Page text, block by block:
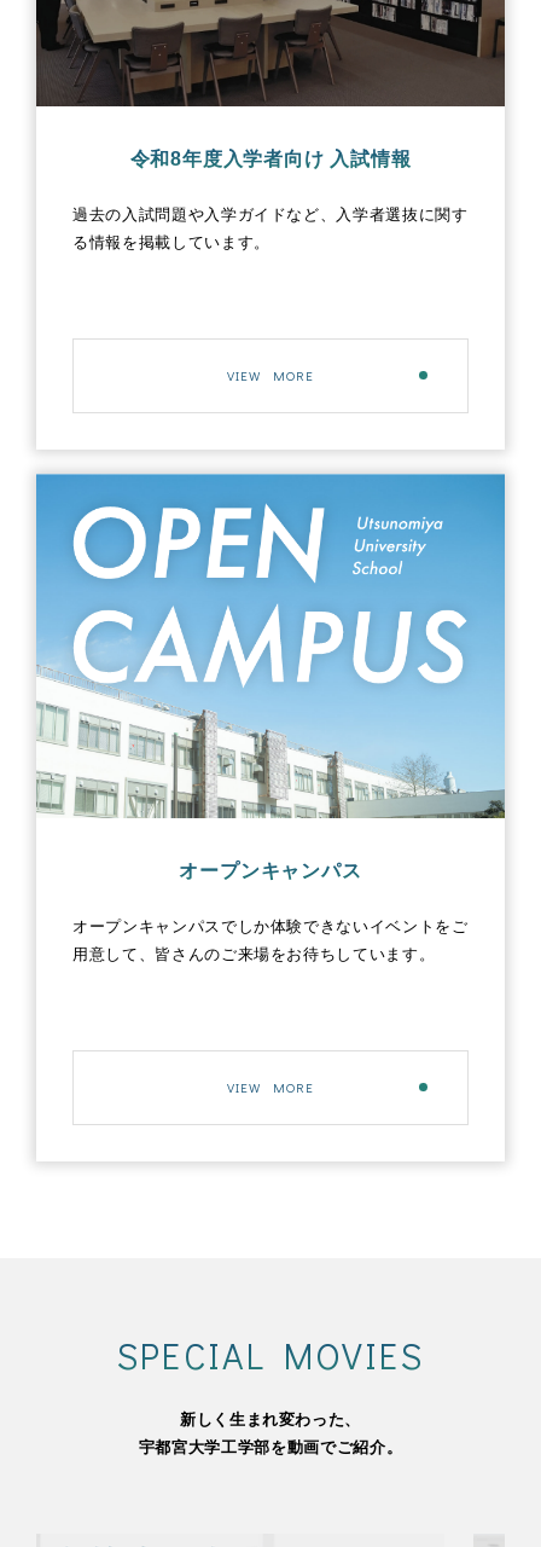
令和8年度入学者向け 入試情報
過去の入試問題や入学ガイドなど、入学者選抜に関す
る情報を掲載しています。
VIEW MORE
オープンキャンパス
オープンキャンパスでしか体験できないイベントをご
用意して、皆さんのご来場をお待ちしています。
VIEW MORE
SPECIAL MOVIES
新しく生まれ変わった、
宇都宮大学工学部を動画でご紹介。